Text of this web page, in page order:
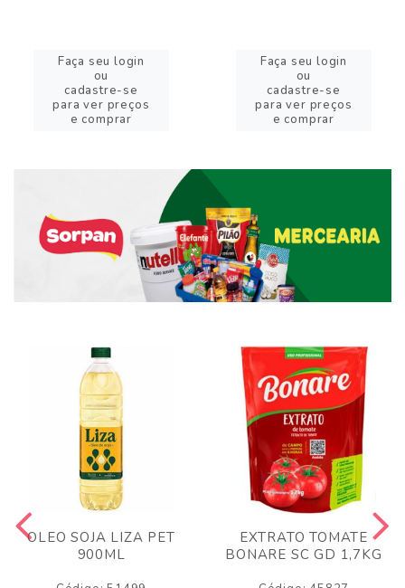
Faça seu login
ou
cadastre-se
para ver preços
e comprar
Faça seu login
ou
cadastre-se
para ver preços
e comprar
OLEO SOJA LIZA PET
900ML
EXTRATO TOMATE
BONARE SC GD 1,7KG